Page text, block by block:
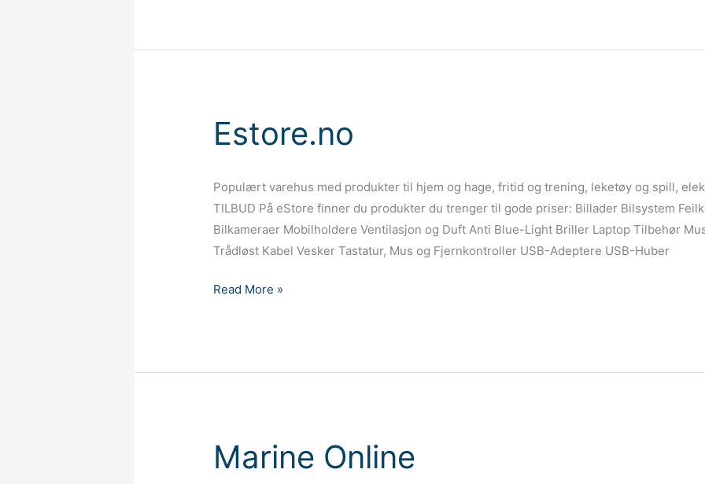
Estore.no
Populært varehus med produkter til hjem og hage, fritid og trening, leketøy og spill,
TILBUD På eStore finner du produkter du trenger til gode priser: Billader Bilsystem
Bilkameraer Mobilholdere Ventilasjon og Duft Anti Blue-Light Briller Laptop Tilbehør
Trådløst Kabel Vesker Tastatur, Mus og Fjernkontroller USB-Adeptere USB-Huber
Estore.no
Read More »
Marine Online